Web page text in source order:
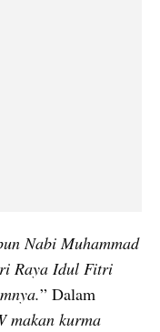
Nabi Muhammad
Raya Idul Fitri
” Dalam
makan kurma